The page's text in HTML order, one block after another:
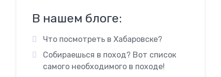
В нашем блоге:
Что посмотреть в Хабаровске?
Собираешься в поход? Вот список
самого необходимого в походе!